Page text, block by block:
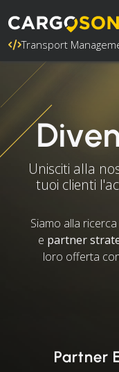
Transport
Unisciti alla
tuoi clienti
Siamo alla
e partner
loro offerta
Partner